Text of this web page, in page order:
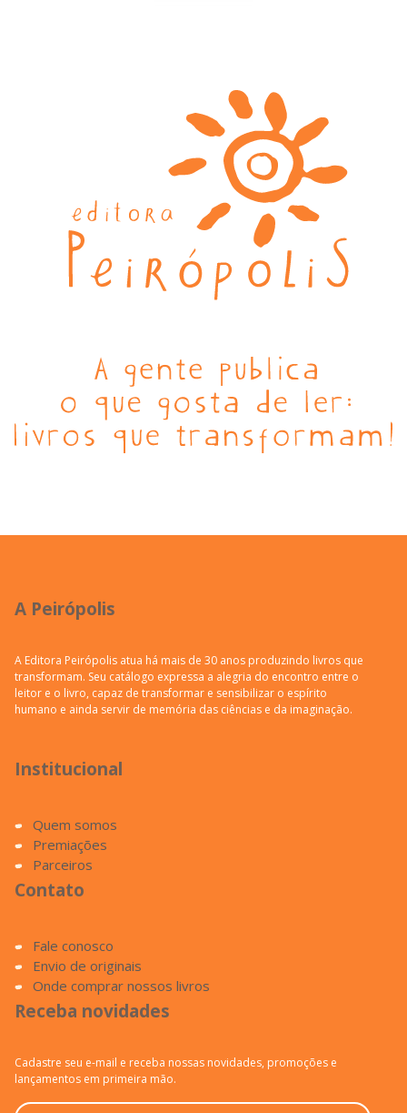
A Peirópolis
A Editora Peirópolis atua há mais de 30 anos produzindo livros que
transformam. Seu catálogo expressa a alegria do encontro entre o
leitor e o livro, capaz de transformar e sensibilizar o espírito
humano e ainda servir de memória das ciências e da imaginação.
Institucional
Quem somos
Premiações
Parceiros
Contato
Fale conosco
Envio de originais
Onde comprar nossos livros
Receba novidades
Cadastre seu e-mail e receba nossas novidades, promoções e
lançamentos em primeira mão.